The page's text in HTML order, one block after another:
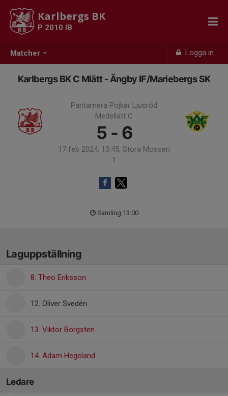
Matcher Logga in
Karlbergs BK
P 2010 IB
Karlbergs BK C Mlätt - Ängby IF/Mariebergs SK
Pantamera Pojkar Ljusröd
Medellätt C
5 - 6
17 feb 2024, 13:45, Stora Mossen
1
Samling 13:00
Laguppställning
8. Theo Eriksson
12. Oliver Svedén
13. Viktor Borgsten
14. Adam Hegeland
Ledare